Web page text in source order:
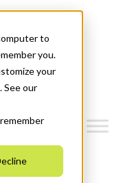
to
you.
your
See our